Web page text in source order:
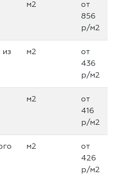
м2
от
856
р/м2
из
м2
от
436
р/м2
м2
от
416
р/м2
м2
от
426
р/м2